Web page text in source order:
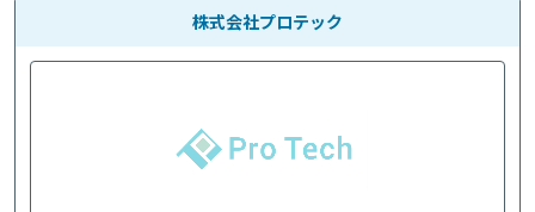
株式会社プロテック